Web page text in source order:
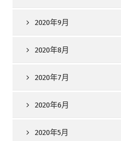
2020年9月
2020年8月
2020年7月
2020年6月
2020年5月